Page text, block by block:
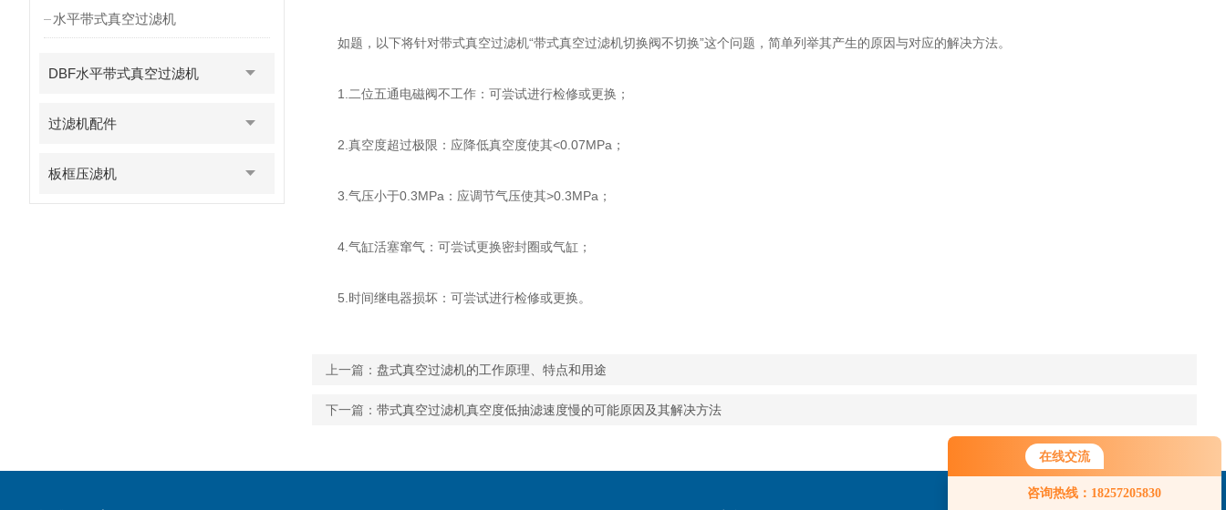
在线交流
咨询热线：18257205830
水平带式真空过滤机
DBF水平带式真空过滤机
过滤机配件
板框压滤机
如题，以下将针对带式真空过滤机“带式真空过滤机切换阀不切换”这个问题，简单列举其产生的原因与对应的解决方法。
1.二位五通电磁阀不工作：可尝试进行检修或更换；
2.真空度超过极限：应降低真空度使其<0.07MPa；
3.气压小于0.3MPa：应调节气压使其>0.3MPa；
4.气缸活塞窜气：可尝试更换密封圈或气缸；
5.时间继电器损坏：可尝试进行检修或更换。
上一篇： 盘式真空过滤机的工作原理、特点和用途
下一篇： 带式真空过滤机真空度低抽滤速度慢的可能原因及其解决方法